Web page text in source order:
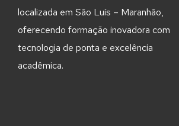
localizada em São Luís – Maranhão,
oferecendo formação inovadora com
tecnologia de ponta e excelência
acadêmica.